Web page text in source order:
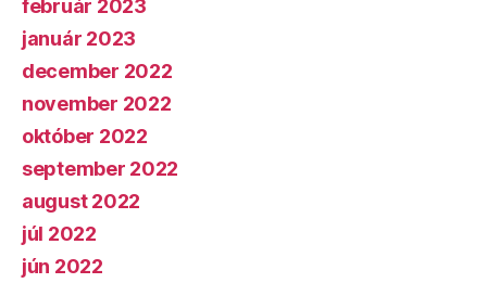
február 2023
január 2023
december 2022
november 2022
október 2022
september 2022
august 2022
júl 2022
jún 2022